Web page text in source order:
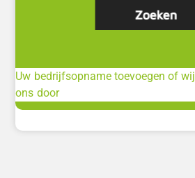
Uw bedrijfsopname toevoegen of
ons door